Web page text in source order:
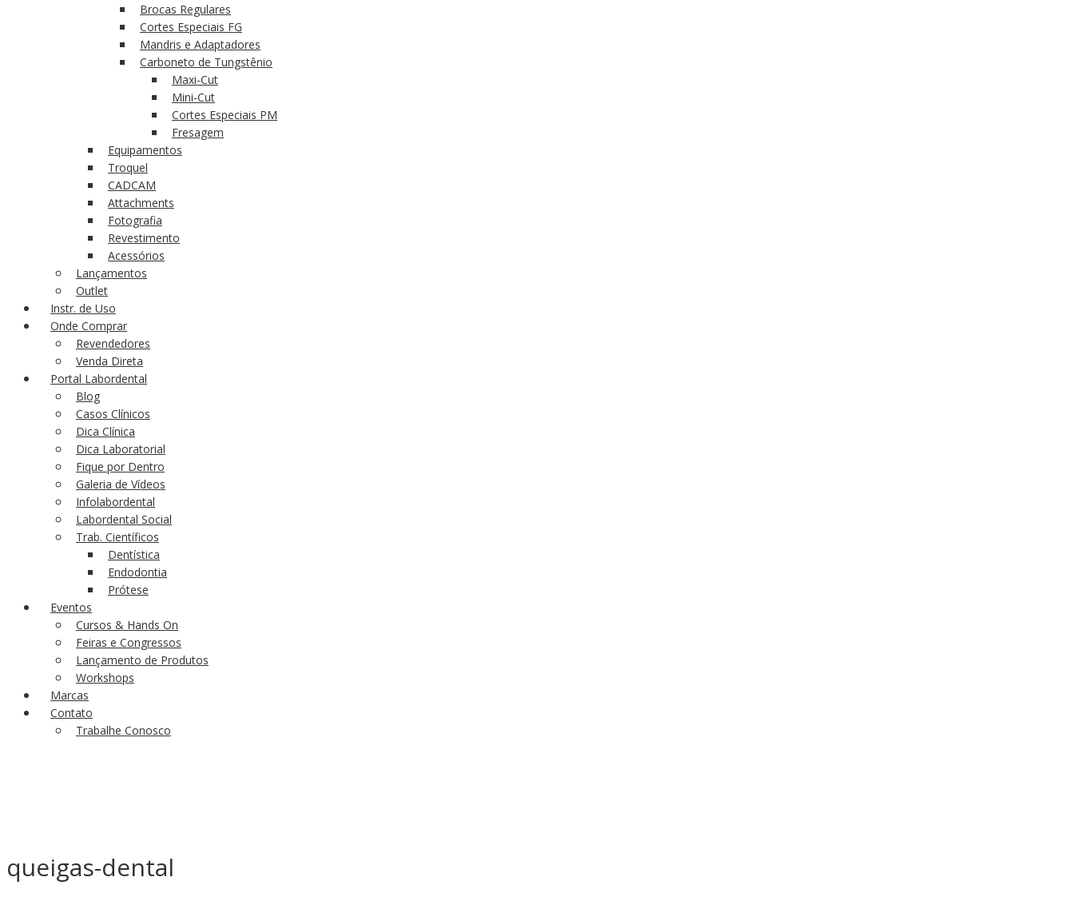
Brocas Regulares
Cortes Especiais FG
Mandris e Adaptadores
Carboneto de Tungstênio
Maxi-Cut
Mini-Cut
Cortes Especiais PM
Fresagem
Equipamentos
Troquel
CADCAM
Attachments
Fotografia
Revestimento
Acessórios
Lançamentos
Outlet
Instr. de Uso
Onde Comprar
Revendedores
Venda Direta
Portal Labordental
Blog
Casos Clínicos
Dica Clínica
Dica Laboratorial
Fique por Dentro
Galeria de Vídeos
Infolabordental
Labordental Social
Trab. Científicos
Dentística
Endodontia
Prótese
Eventos
Cursos & Hands On
Feiras e Congressos
Lançamento de Produtos
Workshops
Marcas
Contato
Trabalhe Conosco
queigas-dental